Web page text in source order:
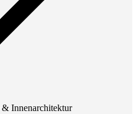
& Innenarchitektur